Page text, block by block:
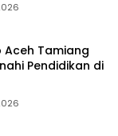
Aceh Tamiang
Pendidikan di